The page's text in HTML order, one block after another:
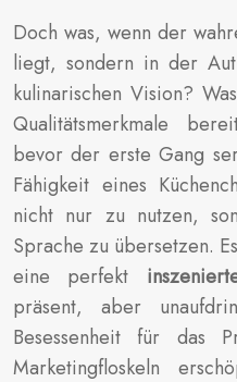
Doch was, wenn der
liegt, sondern in der
kulinarischen Vision?
Qualitätsmerkmale
bevor der erste Gang
Fähigkeit eines
nicht nur zu nutzen,
Sprache zu übersetzen.
eine perfekt
präsent, aber
Besessenheit für das
Marketingfloskeln